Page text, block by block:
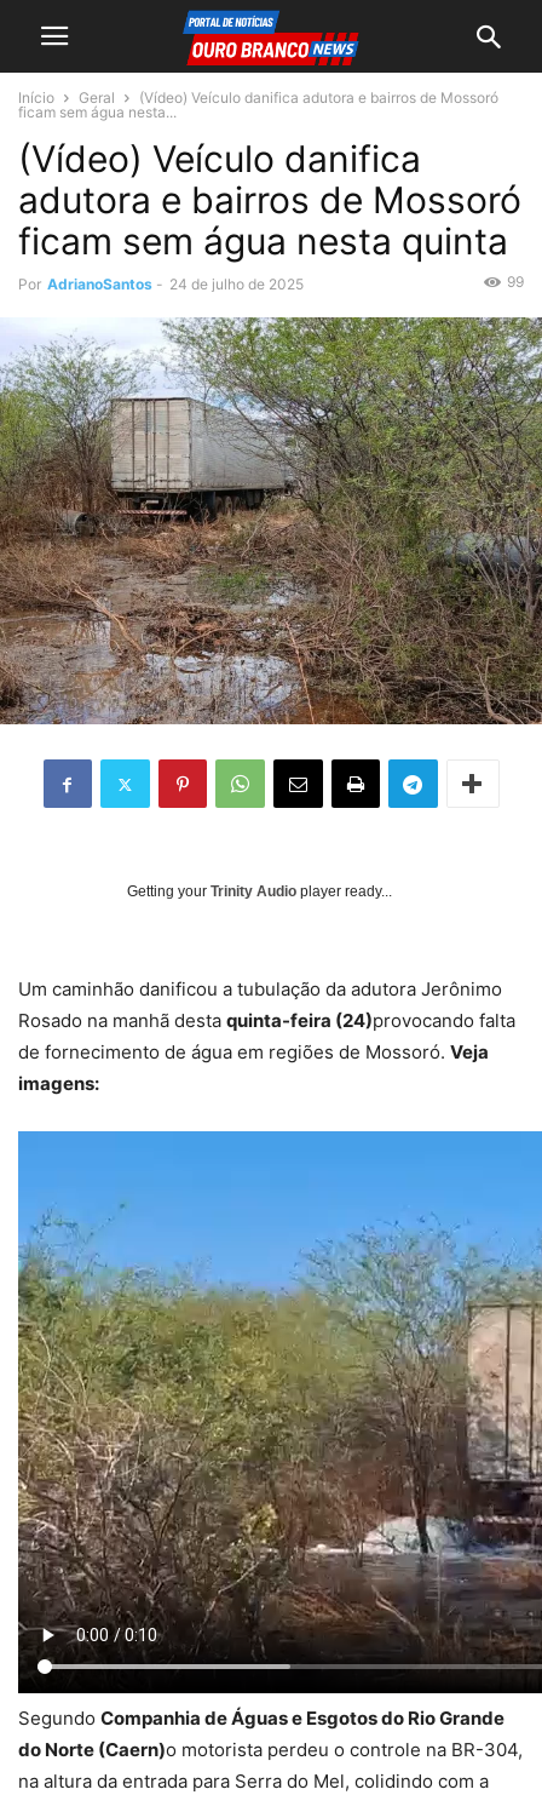
Início Geral
(Vídeo) Veículo danifica adutora e bairros de Mossoró
ficam sem água nesta...
(Vídeo) Veículo danifica
adutora e bairros de Mossoró
ficam sem água nesta quinta
Por AdrianoSantos - 24 de julho de 2025 99
Getting your Trinity Audio player ready...
Um caminhão danificou a tubulação da adutora Jerônimo
Rosado na manhã desta quinta-feira (24)provocando falta
de fornecimento de água em regiões de Mossoró. Veja
imagens:
Segundo Companhia de Águas e Esgotos do Rio Grande
do Norte (Caern)o motorista perdeu o controle na BR-304,
na altura da entrada para Serra do Mel, colidindo com a